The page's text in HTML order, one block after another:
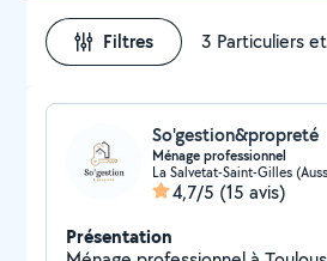
Filtres 3 Particuliers
So'gestion&propreté
Ménage professionnel
4,7/5 (15 avis)
Présentation